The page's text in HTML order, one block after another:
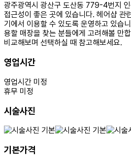
광주광역시 광산구 도산동 779-4번지
접근성이 좋은 곳에 있습니다. 헤어샵 관
기에서 이용할 수 있도록 운영하고 있습
용할 매장을 찾는 분들에게 고려해볼 만
비교해보며 선택하실 때 참고해보세요.
영업시간
영업시간 미정
휴무 미정
시술사진
기본가격